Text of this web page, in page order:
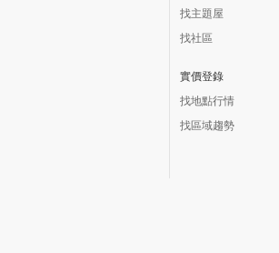
找主題屋
找社區
實價登錄
找地點行情
找區域趨勢